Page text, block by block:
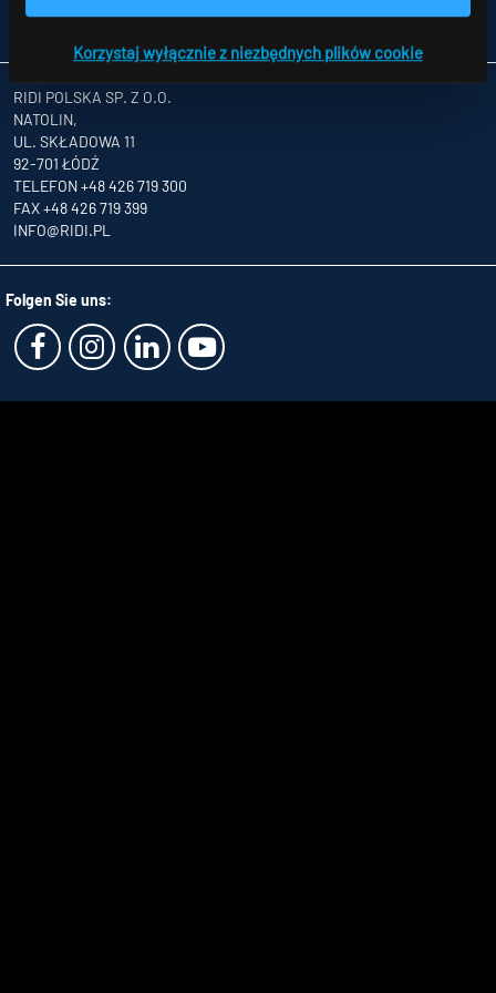
Korzystaj wyłącznie z niezbędnych plików cookie
RIDI POLSKA SP. Z O.O.
NATOLIN,
UL. SKŁADOWA 11
92-701 ŁÓDŹ
TELEFON +48 426 719 300
FAX +48 426 719 399
INFO@RIDI.PL
Folgen Sie uns: